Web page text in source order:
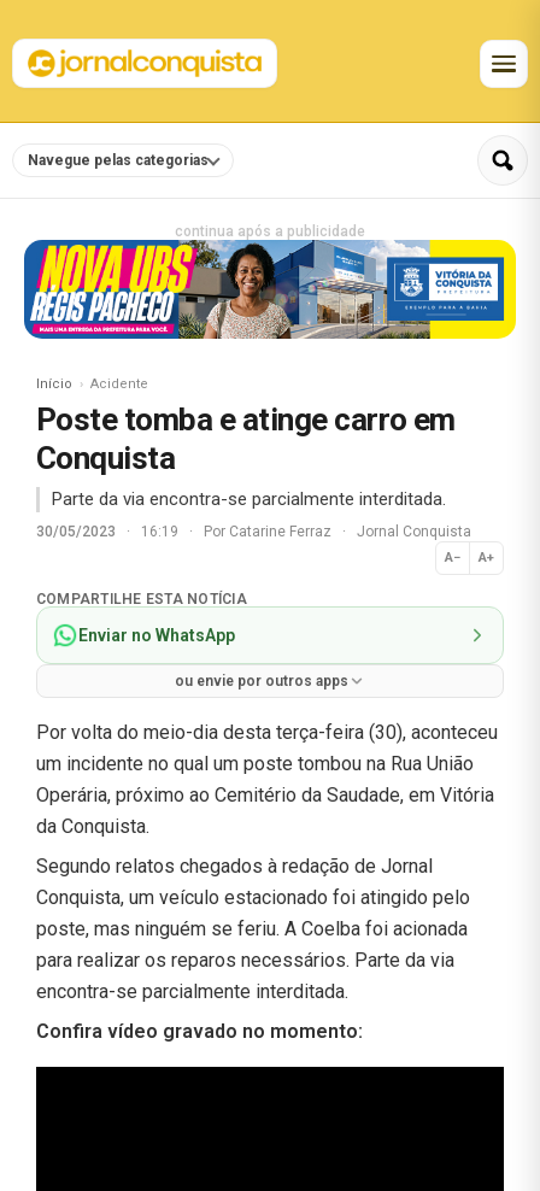
Navegue pelas categorias
continua após a publicidade
Início Acidente
Poste tomba e atinge carro em
Conquista
Parte da via encontra-se parcialmente interditada.
30/05/2023 · 16:19 · Por Catarine Ferraz · Jornal Conquista
A− A+
Normal
COMPARTILHE ESTA NOTÍCIA
Enviar no WhatsApp
ou envie por outros apps
Por volta do meio-dia desta terça-feira (30), aconteceu
um incidente no qual um poste tombou na Rua União
Operária, próximo ao Cemitério da Saudade, em Vitória
da Conquista.
Segundo relatos chegados à redação de Jornal
Conquista, um veículo estacionado foi atingido pelo
poste, mas ninguém se feriu. A Coelba foi acionada
para realizar os reparos necessários. Parte da via
encontra-se parcialmente interditada.
Confira vídeo gravado no momento: